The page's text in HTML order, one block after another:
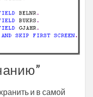
и в самой